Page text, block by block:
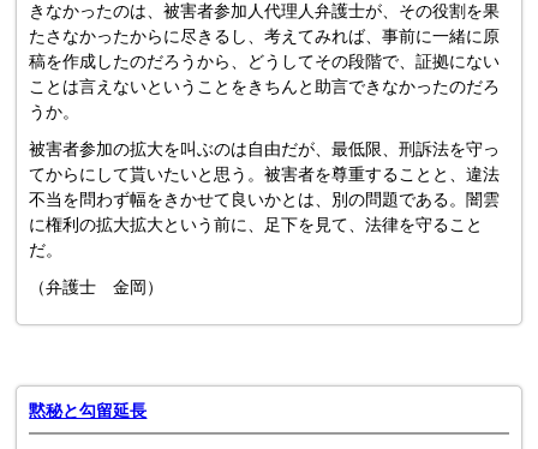
きなかったのは、被害者参加人代理人弁護士が、その役割を果
たさなかったからに尽きるし、考えてみれば、事前に一緒に原
稿を作成したのだろうから、どうしてその段階で、証拠にない
ことは言えないということをきちんと助言できなかったのだろ
うか。
被害者参加の拡大を叫ぶのは自由だが、最低限、刑訴法を守っ
てからにして貰いたいと思う。被害者を尊重することと、違法
不当を問わず幅をきかせて良いかとは、別の問題である。闇雲
に権利の拡大拡大という前に、足下を見て、法律を守ること
だ。
（弁護士 金岡）
黙秘と勾留延長